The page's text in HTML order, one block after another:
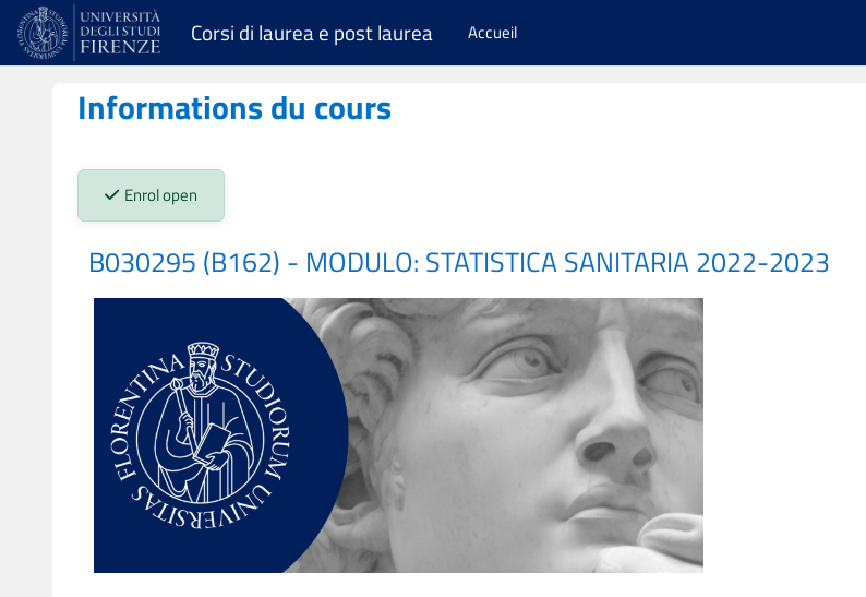
Passer au contenu principal
Corsi di laurea e post laurea Accueil
Informations du cours
Stato iscrizioni:
Enrol open
B030295 (B162) - MODULO: STATISTICA SANITARIA 2022-2023